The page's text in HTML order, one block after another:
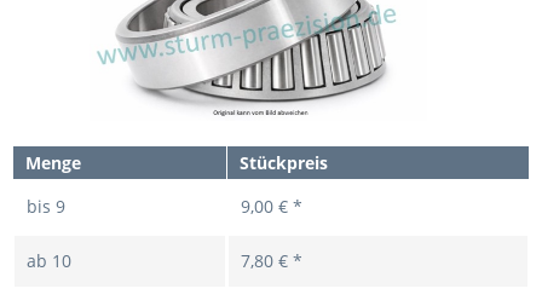
Menge
Stückpreis
bis 9 9,00 € *
ab 10 7,80 € *